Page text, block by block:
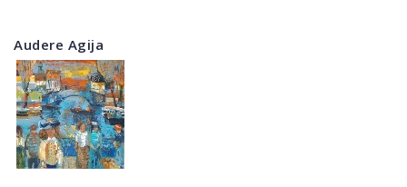
Audere Agija